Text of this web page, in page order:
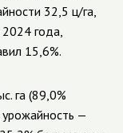
32,5 ц/га,
года,
15,6%.
га (89,0%
—